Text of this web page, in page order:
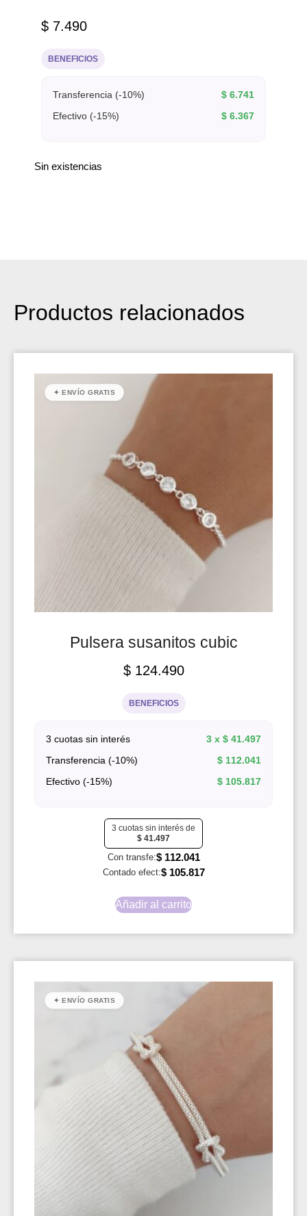
$ 7.490
BENEFICIOS
Transferencia (-10%) $ 6.741
Efectivo (-15%)
$ 6.367
Sin existencias
Productos relacionados
✦ ENVÍO GRATIS
Pulsera susanitos cubic
$124.490
BENEFICIOS
3 cuotas sin interés 3 x $ 41.497
Transferencia (-10%)
$ 112.041
Efectivo (-15%)
$ 105.817
3 cuotas sin interés de
$ 41.497
Con transfe:$112.041
Contado efect:$105.817
Añadir al carrito
✦ ENVÍO GRATIS